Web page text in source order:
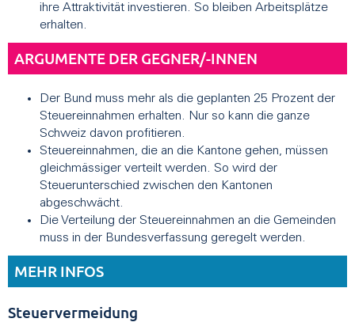
ihre Attraktivität investieren. So bleiben Arbeitsplätze
erhalten.
ARGUMENTE DER GEGNER/-INNEN
Der Bund muss mehr als die geplanten 25 Prozent der
Steuereinnahmen erhalten. Nur so kann die ganze
Schweiz davon profitieren.
Steuereinnahmen, die an die Kantone gehen, müssen
gleichmässiger verteilt werden. So wird der
Steuerunterschied zwischen den Kantonen
abgeschwächt.
Die Verteilung der Steuereinnahmen an die Gemeinden
muss in der Bundesverfassung geregelt werden.
MEHR INFOS
Steuervermeidung